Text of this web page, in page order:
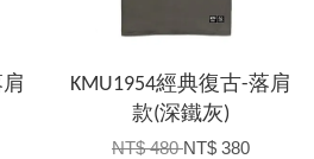
KMU1954經典復古-落肩
款(深鐵灰)
NT$ 480NT$ 380